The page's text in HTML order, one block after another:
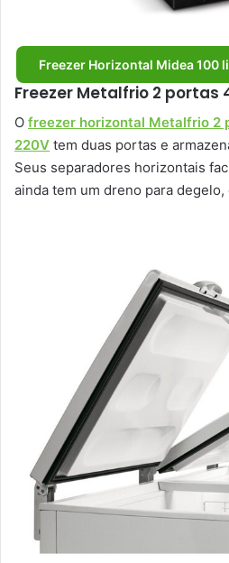
Freezer Horizontal Midea 100
Freezer Metalfrio 2 portas
O freezer horizontal Metalfrio 2
220V tem duas portas e
Seus separadores horizontais
ainda tem um dreno para